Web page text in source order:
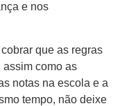
e nos
que as regras
assim como as
notas na escola e a
tempo, não deixe